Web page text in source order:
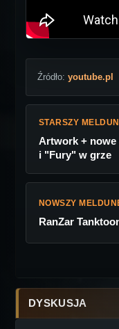
Źródło: youtube.pl
STARSZY
Artwork + nowe
i "Fury" w grze
NOWSZY
RanZar
DYSKUSJA